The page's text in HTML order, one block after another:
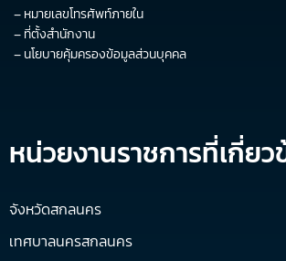
–หมายเลขโทรศัพท์ภายใน
–ที่ตั้งสำนักงาน
–นโยบายคุ้มครองข้อมูลส่วนบุคคล
หน่วยงานราชการที่เกี่ยว
จังหวัดสกลนคร
เทศบาลนครสกลนคร